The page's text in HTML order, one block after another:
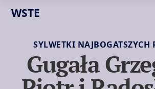
WSTE
SYLWETKI NAJBOGATSZYCH
Gugała